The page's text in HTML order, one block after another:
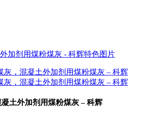
土外加剂用煤粉煤灰 – 科辉